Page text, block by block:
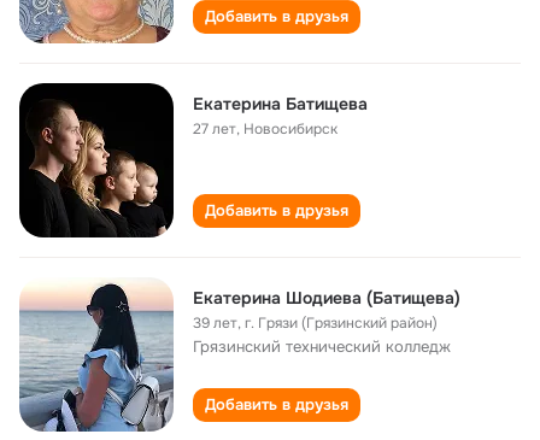
Добавить в друзья
Екатерина Батищева
27 лет, Новосибирск
Добавить в друзья
Екатерина Шодиева (Батищева)
39 лет,г. Грязи (Грязинский район)
Грязинский технический колледж
Добавить в друзья